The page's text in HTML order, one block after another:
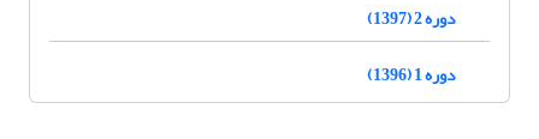
دوره 2 (1397)
دوره 1 (1396)